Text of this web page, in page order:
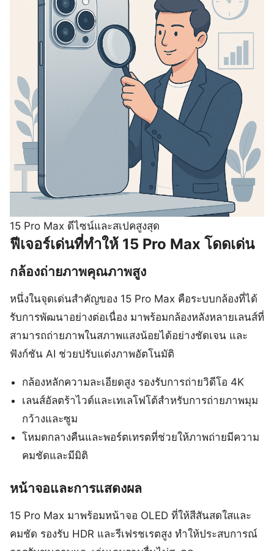
15 Pro Max ดีไซน์และสเปคสูงสุด
ฟีเจอร์เด่นที่ทำให้ 15 Pro Max โดดเด่น
กล้องถ่ายภาพคุณภาพสูง
หนึ่งในจุดเด่นสำคัญของ 15 Pro Max คือระบบกล้องที่ได้
รับการพัฒนาอย่างต่อเนื่อง มาพร้อมกล้องหลังหลายเลนส์ที่
สามารถถ่ายภาพในสภาพแสงน้อยได้อย่างชัดเจน และ
ฟังก์ชัน AI ช่วยปรับแต่งภาพอัตโนมัติ
กล้องหลักความละเอียดสูง รองรับการถ่ายวิดีโอ 4K
เลนส์อัลตร้าไวด์และเทเลโฟโต้สำหรับการถ่ายภาพมุม
กว้างและซูม
โหมดกลางคืนและพอร์ตเทรตที่ช่วยให้ภาพถ่ายมีความ
คมชัดและมีมิติ
หน้าจอและการแสดงผล
15 Pro Max มาพร้อมหน้าจอ OLED ที่ให้สีสันสดใสและ
คมชัด รองรับ HDR และรีเฟรชเรตสูง ทำให้ประสบการณ์